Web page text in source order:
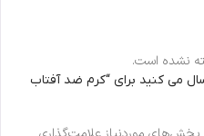
نشده است.
می کنید برای “کرم ضد آفتاب